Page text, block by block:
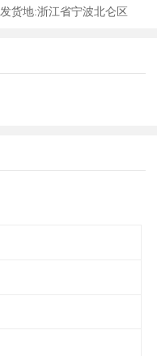
发货地:浙江省宁波北仑区